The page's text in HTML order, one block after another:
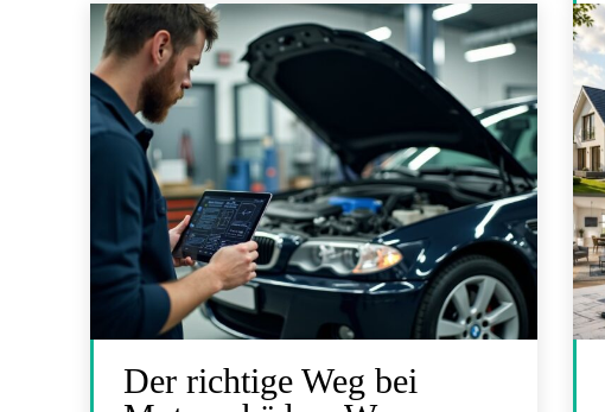
Der richtige Weg bei